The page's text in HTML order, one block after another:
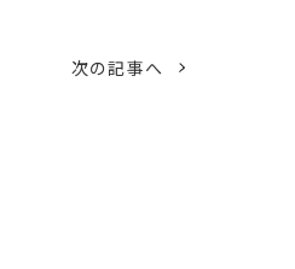
次の記事へ